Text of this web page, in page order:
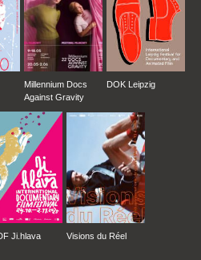
Millennium Docs
Against Gravity
DOK Leipzig
Ji.hlava Visions du Réel